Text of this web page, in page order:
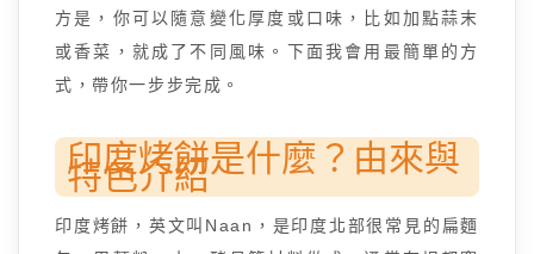
方是，你可以隨意變化厚度或口味，比如加點蒜末
或香菜，就成了不同風味。下面我會用最簡單的方
式，帶你一步步完成。
印度烤餅是什麼？由來與
特色介紹
印度烤餅，英文叫Naan，是印度北部很常見的扁麵